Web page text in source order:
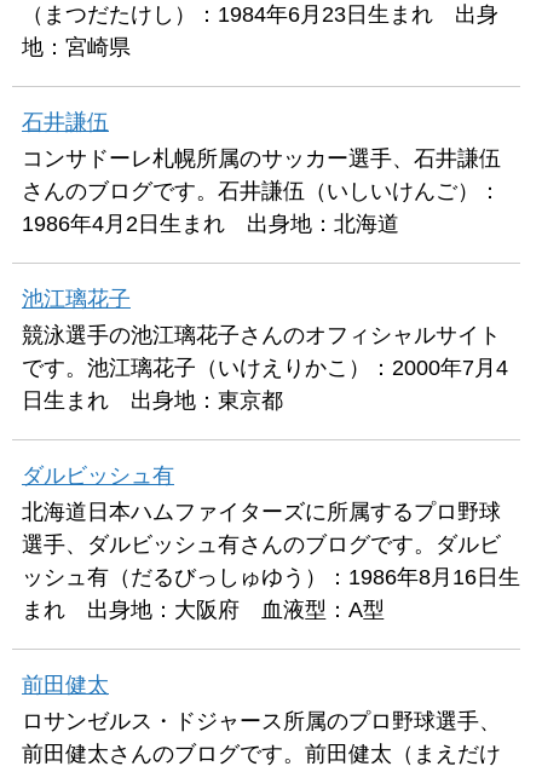
（まつだたけし）：1984年6月23日生まれ 出身
地：宮崎県
石井謙伍
コンサドーレ札幌所属のサッカー選手、石井謙伍
さんのブログです。石井謙伍（いしいけんご）：
1986年4月2日生まれ 出身地：北海道
池江璃花子
競泳選手の池江璃花子さんのオフィシャルサイト
です。池江璃花子（いけえりかこ）：2000年7月4
日生まれ 出身地：東京都
ダルビッシュ有
北海道日本ハムファイターズに所属するプロ野球
選手、ダルビッシュ有さんのブログです。ダルビ
ッシュ有（だるびっしゅゆう）：1986年8月16日生
まれ 出身地：大阪府 血液型：A型
前田健太
ロサンゼルス・ドジャース所属のプロ野球選手、
前田健太さんのブログです。前田健太（まえだけ